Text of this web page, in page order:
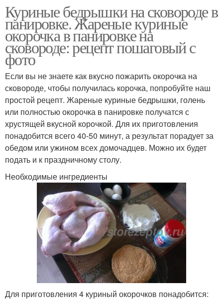
Куриные бедрышки на сковороде в
панировке. Жареные куриные
окорочка в панировке на
сковороде: рецепт пошаговый с
фото
Если вы не знаете как вкусно пожарить окорочка на
сковороде, чтобы получилась корочка, попробуйте наш
простой рецепт. Жареные куриные бедрышки, голень
или полностью окорочка в панировке получатся с
хрустящей вкусной корочкой. Для их приготовления
понадобится всего 40-50 минут, а результат порадует за
обедом или ужином всех домочадцев. Можно их будет
подать и к праздничному столу.
Необходимые ингредиенты
Для приготовления 4 куриный окорочков понадобится: